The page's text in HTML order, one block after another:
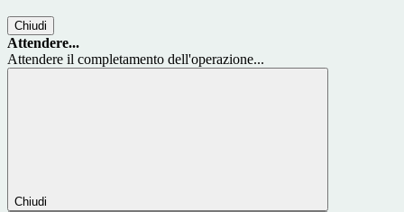
Chiudi
Attendere...
Attendere il completamento dell'operazione...
Chiudi